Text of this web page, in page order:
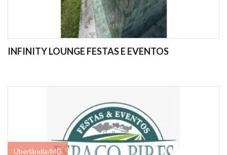
INFINITY LOUNGE FESTAS E EVENTOS
Uberlândia/MG